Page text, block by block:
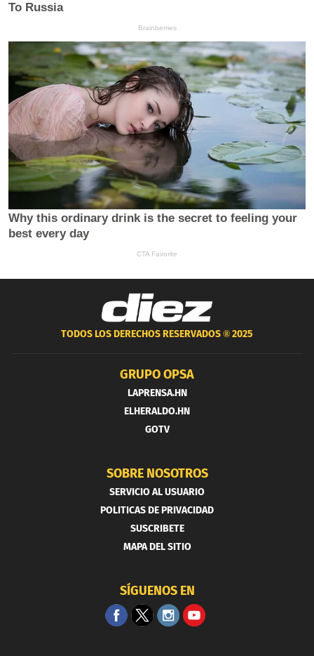
TODOS LOS DERECHOS RESERVADOS ®2025
GRUPO OPSA
LAPRENSA.HN
ELHERALDO.HN
GOTV
SOBRE NOSOTROS
SERVICIO AL USUARIO
POLITICAS DE PRIVACIDAD
SUSCRIBETE
MAPA DEL SITIO
SÍGUENOS EN